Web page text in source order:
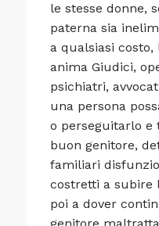
le stesse donne,
paterna sia
a qualsiasi
anima Giudici,
psichiatri,
una persona
o perseguitarlo
buon genitore,
familiari
costretti a subire
poi a dover